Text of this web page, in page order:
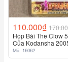
110.000₫
Hộp Bài The Clow
Của Kodansha
Mã: 16062